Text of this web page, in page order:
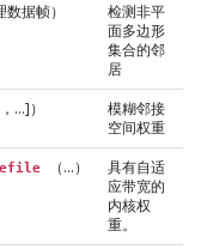
据帧）
检测非平
面多边形
集合的邻
居
…]）
模糊邻接
空间权重
（…）
具有自适
应带宽的
内核权
重。